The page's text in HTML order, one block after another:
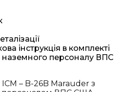
інструкція в комплекті
наземного персоналу ВПС
– B-26B Marauder з